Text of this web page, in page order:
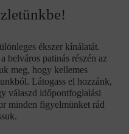
ékszer kínálatát.
belváros patinás részén az
meg, hogy kellemes
Látogass el hozzánk,
válaszd időpontfoglalási
minden figyelmünket rád